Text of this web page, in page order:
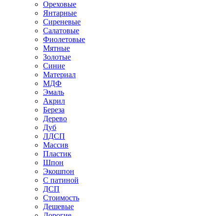
Ореховые
Янтарные
Сиреневые
Салатовые
Фиолетовые
Мятные
Золотые
Синие
Материал
МДФ
Эмаль
Акрил
Береза
Дерево
Дуб
ЛДСП
Массив
Пластик
Шпон
Экошпон
С патиной
ДСП
Стоимость
Дешевые